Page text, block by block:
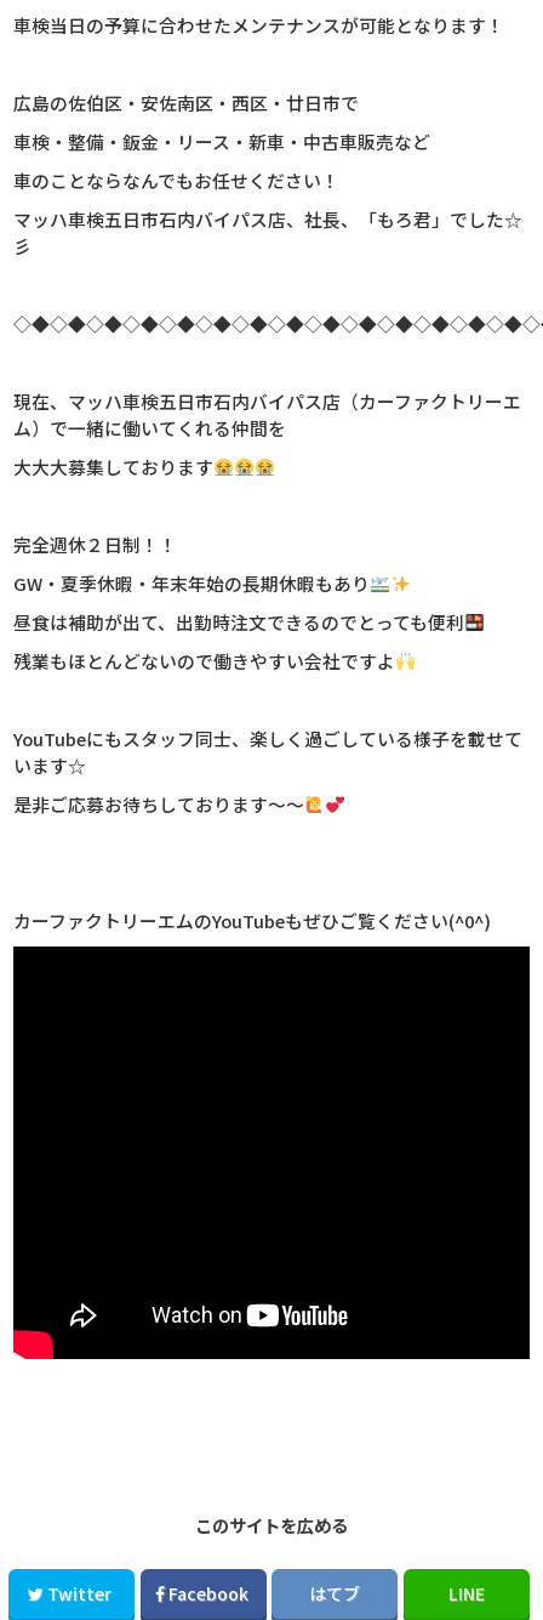
車検当日の予算に合わせたメンテナンスが可能となります！
広島の佐伯区・安佐南区・西区・廿日市で
車検・整備・鈑金・リース・新車・中古車販売など
車のことならなんでもお任せください！
マッハ車検五日市石内バイパス店、社長、
「もろ君」でした☆
彡
現在、マッハ車検五日市石内バイパス店（カーファクトリーエ
ム）で一緒に働いてくれる仲間を
大大大募集しております
完全週休２日制！！
GW・夏季休暇・年末年始の長期休暇もあり
昼食は補助が出て、出勤時注文できるのでとっても便利
残業もほとんどないので働きやすい会社ですよ
YouTubeにもスタッフ同士、楽しく過ごしている様子を載せて
います☆
是非ご応募お待ちしております～～
カーファクトリーエムのYouTubeもぜひご覧ください(^0^)
このサイトを広める
Twitter Facebook はてブ LINE